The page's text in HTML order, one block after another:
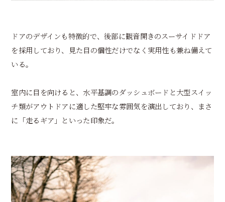
ドアのデザインも特徴的で、後部に観音開きのスーサイドドア
を採用しており、見た目の個性だけでなく実用性も兼ね備えて
いる。
室内に目を向けると、水平基調のダッシュボードと大型スイッ
チ類がアウトドアに適した堅牢な雰囲気を演出しており、まさ
に「走るギア」といった印象だ。